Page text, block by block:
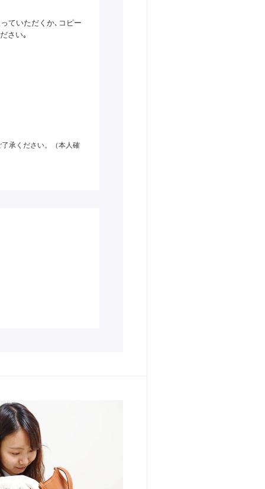
ていただくか､コピー
さい｡
承ください。（本人確